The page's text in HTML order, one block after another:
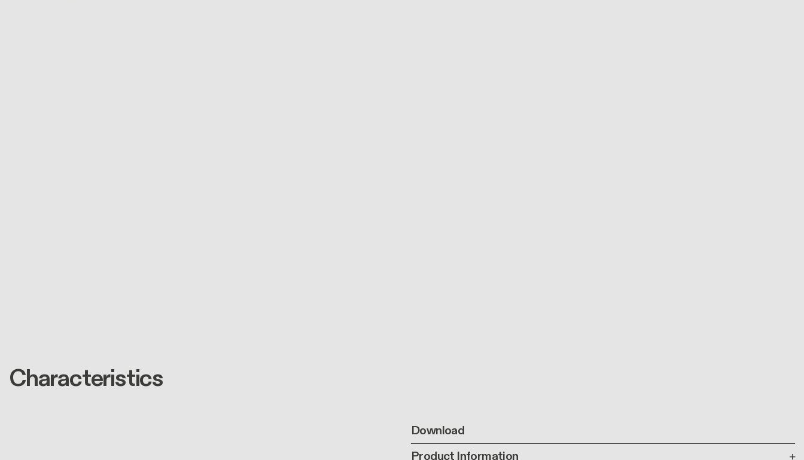
Characteristics
Download
Product Information